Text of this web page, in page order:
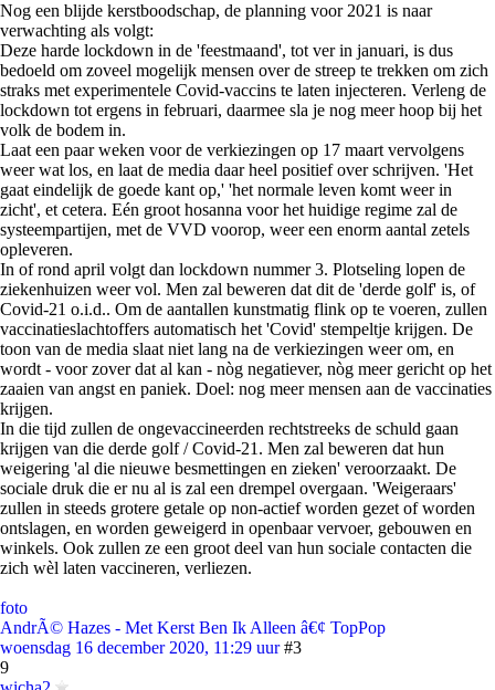
Nog een blijde kerstboodschap, de planning voor 2021 is naar
verwachting als volgt:
Deze harde lockdown in de 'feestmaand', tot ver in januari, is dus
bedoeld om zoveel mogelijk mensen over de streep te trekken om zich
straks met experimentele Covid-vaccins te laten injecteren. Verleng de
lockdown tot ergens in februari, daarmee sla je nog meer hoop bij het
volk de bodem in.
Laat een paar weken voor de verkiezingen op 17 maart vervolgens
weer wat los, en laat de media daar heel positief over schrijven. 'Het
gaat eindelijk de goede kant op,' 'het normale leven komt weer in
zicht', et cetera. Eén groot hosanna voor het huidige regime zal de
systeempartijen, met de VVD voorop, weer een enorm aantal zetels
opleveren.
In of rond april volgt dan lockdown nummer 3. Plotseling lopen de
ziekenhuizen weer vol. Men zal beweren dat dit de 'derde golf' is, of
Covid-21 o.i.d.. Om de aantallen kunstmatig flink op te voeren, zullen
vaccinatieslachtoffers automatisch het 'Covid' stempeltje krijgen. De
toon van de media slaat niet lang na de verkiezingen weer om, en
wordt - voor zover dat al kan - nòg negatiever, nòg meer gericht op het
zaaien van angst en paniek. Doel: nog meer mensen aan de vaccinaties
krijgen.
In die tijd zullen de ongevaccineerden rechtstreeks de schuld gaan
krijgen van die derde golf / Covid-21. Men zal beweren dat hun
weigering 'al die nieuwe besmettingen en zieken' veroorzaakt. De
sociale druk die er nu al is zal een drempel overgaan. 'Weigeraars'
zullen in steeds grotere getale op non-actief worden gezet of worden
ontslagen, en worden geweigerd in openbaar vervoer, gebouwen en
winkels. Ook zullen ze een groot deel van hun sociale contacten die
zich wèl laten vaccineren, verliezen.
foto
AndrÃ© Hazes - Met Kerst Ben Ik Alleen â€¢ TopPop
woensdag 16 december 2020, 11:29 uur #3
9